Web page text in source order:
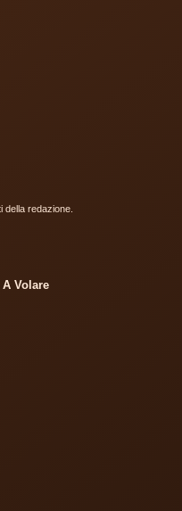
della redazione.
Volare